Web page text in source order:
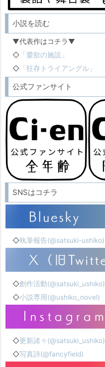
小説を読む
▼代表作はコチラ▼
◇ 「愛欲の施設」
◇ 「狂存トライアングル」
公式ファンサイト
SNSはコチラ
◇執筆報告(@satsuki-ushiko)
◇創作活動(@satsuki_ushiko)
◇小説専用(@ushiko_novel)
◇更新諸々(@satsuki_ushiko)
◇写真詩(@fancyfield)